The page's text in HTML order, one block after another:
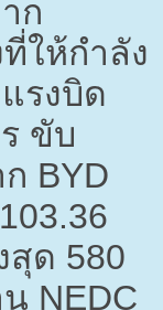
ก
ให้กำลัง
รงบิด
ขับ
BYD
103.36
สุด 580
NEDC